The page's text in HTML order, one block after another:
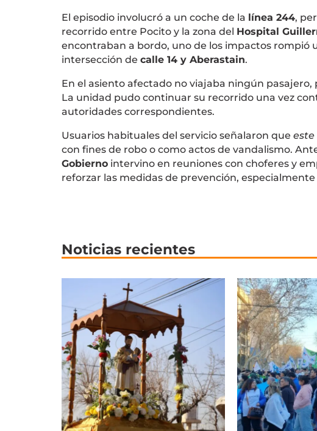
El episodio involucró a un coche de la línea 244,
recorrido entre Pocito y la zona del Hospital
encontraban a bordo, uno de los impactos rompió
intersección de calle 14 y Aberastain.
En el asiento afectado no viajaba ningún pasajero,
La unidad pudo continuar su recorrido una vez
autoridades correspondientes.
Usuarios habituales del servicio señalaron que este
con fines de robo o como actos de vandalismo.
Gobiernointervino en reuniones con choferes y
reforzar las medidas de prevención,
Noticias recientes